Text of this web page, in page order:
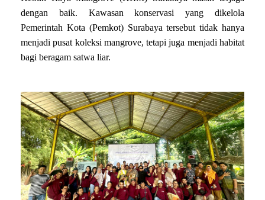
dengan baik. Kawasan konservasi yang dikelola
Pemerintah Kota (Pemkot) Surabaya tersebut tidak hanya
menjadi pusat koleksi mangrove, tetapi juga menjadi habitat
bagi beragam satwa liar.